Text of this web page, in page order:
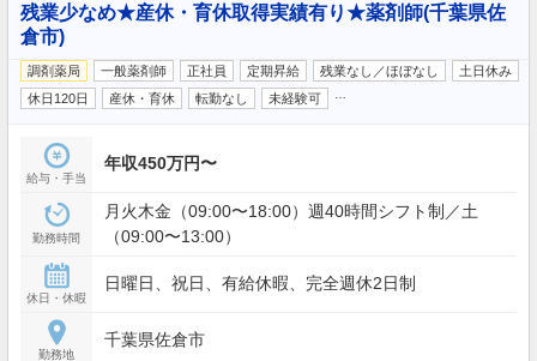
残業少なめ★産休・育休取得実績有り★薬剤師(千葉県佐
倉市)
調剤薬局 一般薬剤師 正社員 定期昇給 残業なし／ほぼなし
土日休み
休日120日
産休・育休 転勤なし 未経験可
給与・手当
年収450万円〜
勤務時間
月火木金（09:00〜18:00）週40時間シフト制／土
（09:00〜13:00）
休日・休暇
日曜日、祝日、有給休暇、完全週休2日制
勤務地
千葉県佐倉市